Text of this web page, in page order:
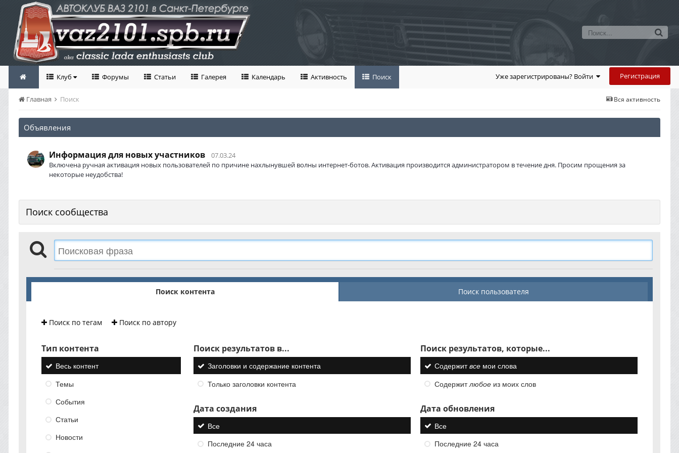
Уже зарегистрированы? Войти Регистрация
Клуб Форумы Статьи Галерея Календарь Активность Поиск
Вся активность
Главная Поиск
Объявления
Информация для новых участников
07.03.24
Включена ручная активация новых пользователей по причине нахлынувшей волны интернет-ботов. Активация производится администратором в течение дня. Просим прощения за
некоторые неудобства!
Поиск сообщества
Поиск контента Поиск пользователя
Поиск по тегам Поиск по автору
Тип контента
Весь контент
Темы
События
Статьи
Новости
Поиск результатов в...
Заголовки и содержание контента
Только заголовки контента
Поиск результатов, которые...
Содержитвсемои слова
Содержитлюбоеиз моих слов
Дата создания
Все
Последние 24 часа
Дата обновления
Все
Последние 24 часа